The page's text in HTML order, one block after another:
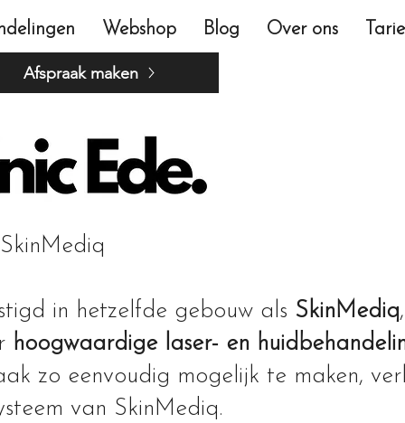
Webshop Blog Over ons
Afspraak maken
in hetzelfde gebouw als SkinMediq
hoogwaardige laser- en
zo eenvoudig mogelijk te maken,
van SkinMediq.